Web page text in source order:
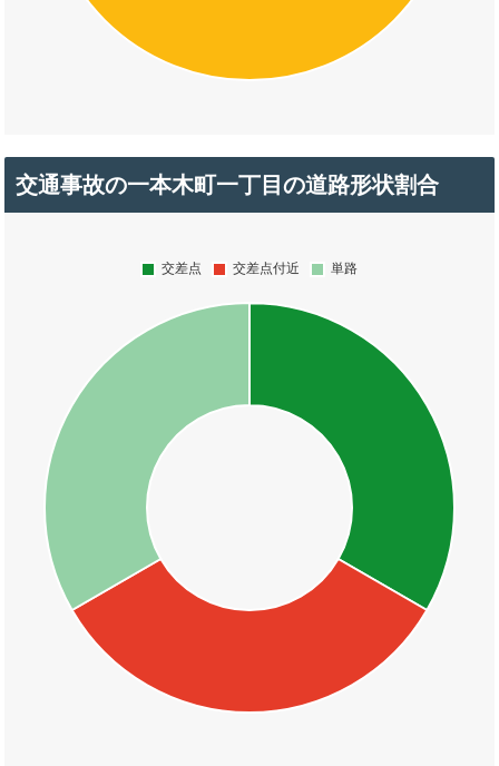
交通事故の一本木町一丁目の道路形状割合